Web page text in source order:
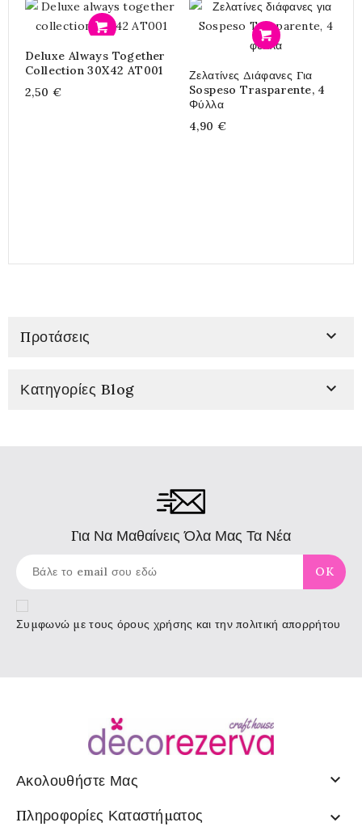
Deluxe Always Together
Collection 30X42 AT001
2,50 €
Ζελατίνες Διάφανες Για
Sospeso Trasparente, 4
Φύλλα
4,90 €
Προτάσεις 
Κατηγορίες Blog 
Για Να Μαθαίνεις Όλα Μας Τα Νέα
Συμφωνώ με τους όρους χρήσης και την πολιτική απορρήτου
Ακολουθήστε Μας 
Πληροφορίες Καταστήματος 